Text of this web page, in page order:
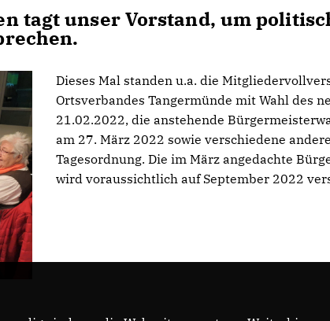
tagt unser Vorstand, um
Dieses Mal standen u.a. die
Ortsverbandes Tangermünde mit Wahl des
21.02.2022, die anstehende
am 27. März 2022 sowie verschiedene
Tagesordnung. Die im März angedachte
wird voraussichtlich auf September 2022